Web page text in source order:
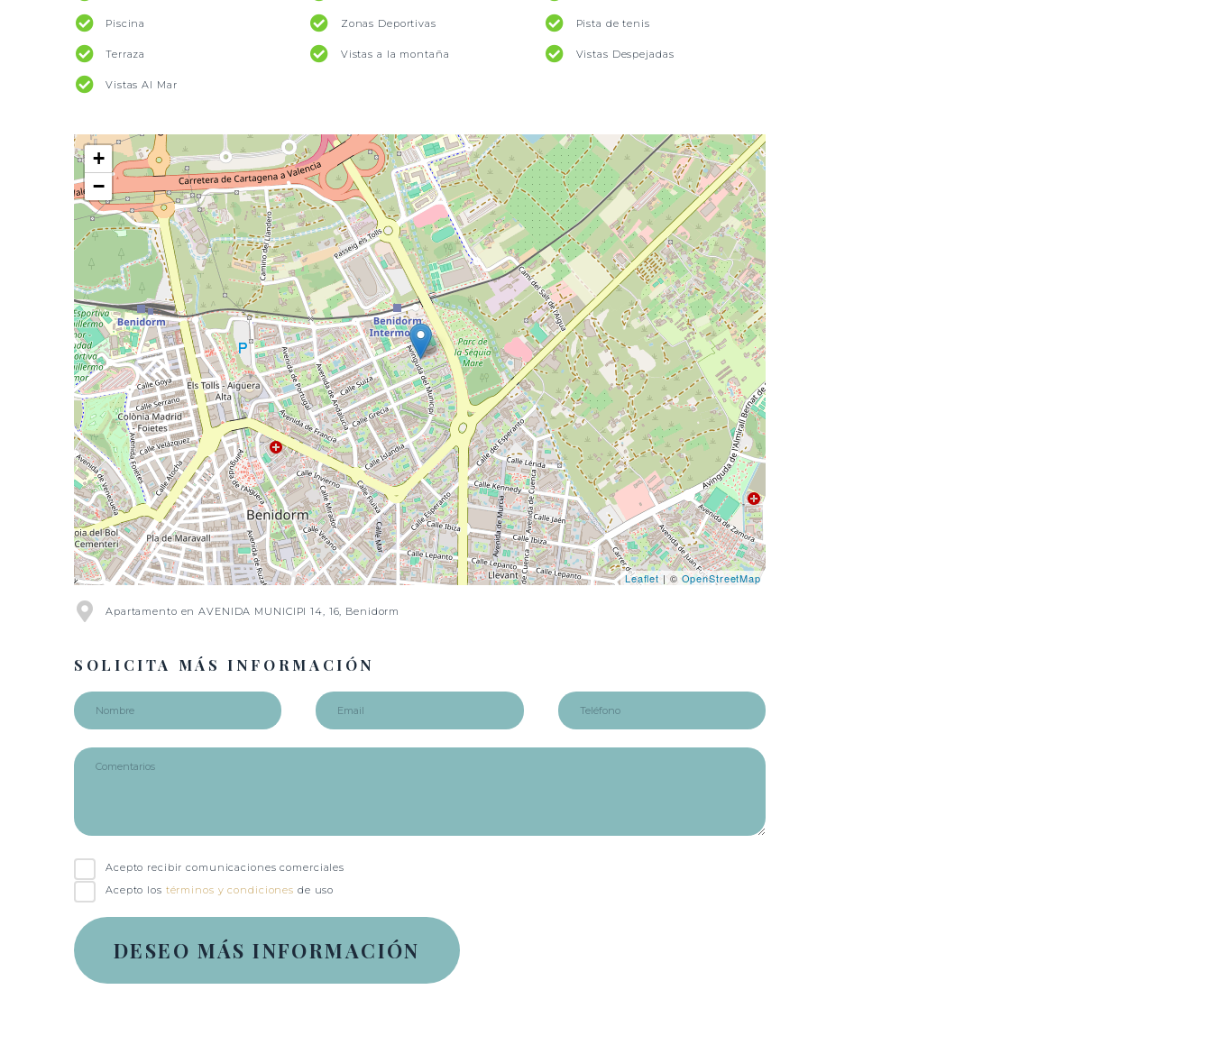
Piscina Zonas Deportivas Pista de tenis
Terraza Vistas a la montaña Vistas Despejadas
Vistas Al Mar
+
−
Leaflet| ©OpenStreetMap
Apartamento en AVENIDA MUNICIPI 14, 16, Benidorm
SOLICITA MÁS INFORMACIÓN
Acepto recibir comunicaciones comerciales
Acepto los términos y condiciones de uso